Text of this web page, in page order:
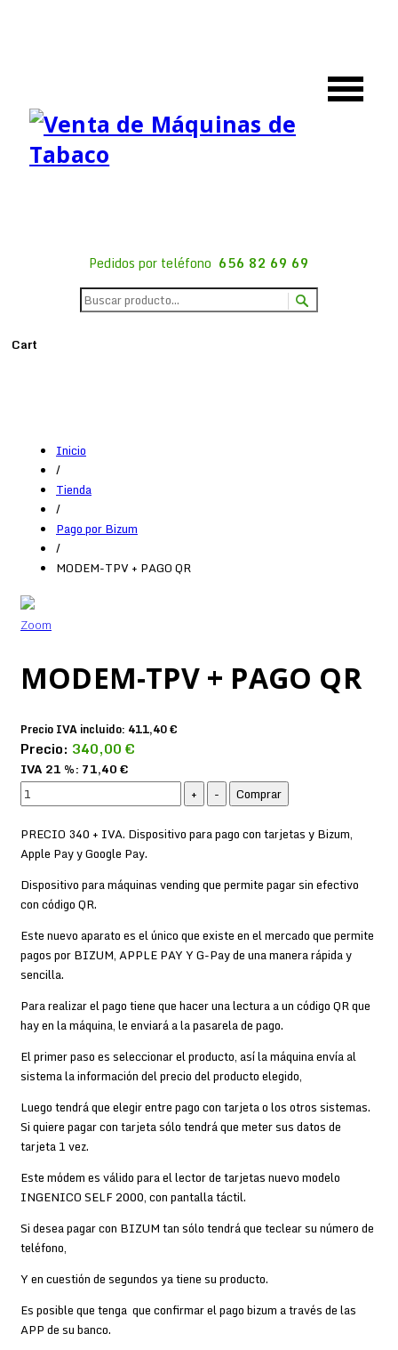
Pedidos por teléfono 656 82 69 69
Cart
Inicio
/
Tienda
/
Pago por Bizum
/
MODEM-TPV + PAGO QR
Zoom
MODEM-TPV + PAGO QR
Precio IVA incluido: 411,40 €
Precio: 340,00 €
IVA 21 %: 71,40 €
PRECIO 340 + IVA. Dispositivo para pago con tarjetas y Bizum,
Apple Pay y Google Pay.
Dispositivo para máquinas vending que permite pagar sin efectivo
con código QR.
Este nuevo aparato es el único que existe en el mercado que permite
pagos por BIZUM, APPLE PAY Y G-Pay de una manera rápida y
sencilla.
Para realizar el pago tiene que hacer una lectura a un código QR que
hay en la máquina, le enviará a la pasarela de pago.
El primer paso es seleccionar el producto, así la máquina envía al
sistema la información del precio del producto elegido,
Luego tendrá que elegir entre pago con tarjeta o los otros sistemas.
Si quiere pagar con tarjeta sólo tendrá que meter sus datos de
tarjeta 1 vez.
Este módem es válido para el lector de tarjetas nuevo modelo
INGENICO SELF 2000, con pantalla táctil.
Si desea pagar con BIZUM tan sólo tendrá que teclear su número de
teléfono,
Y en cuestión de segundos ya tiene su producto.
Es posible que tenga que confirmar el pago bizum a través de las
APP de su banco.